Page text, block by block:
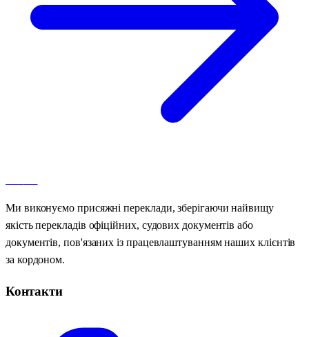
Ми виконуємо присяжні переклади, зберігаючи найвищу
якість перекладів офіційних, судових документів або
документів, пов'язаних із працевлаштуванням наших клієнтів
за кордоном.
Контакти